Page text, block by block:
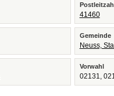
41460
Gemeinde
Neuss,
Vorwahl
02131,